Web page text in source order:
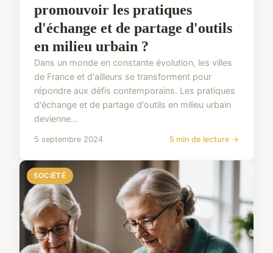
promouvoir les pratiques
d'échange et de partage d'outils
en milieu urbain ?
Dans un monde en constante évolution, les villes
de France et d'ailleurs se transforment pour
répondre aux défis contemporains. Les pratiques
d'échange et de partage d'outils en milieu urbain
devienne...
5 septembre 2024 5 min de lecture →
SOCIÉTÉ